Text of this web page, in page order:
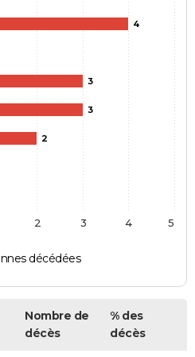
4
3
3
2
décédées
2 3 4 5
Nombre de
décès
% des
décès